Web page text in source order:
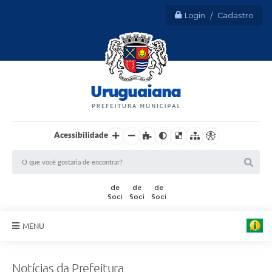
Login / Cadastro
Acessibilidade
MENU
Notícias da Prefeitura